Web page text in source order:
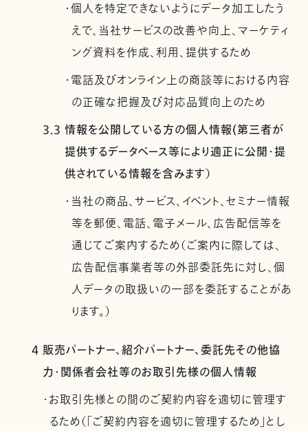
・個人を特定できないようにデータ加工したう
えで、当社サービスの改善や向上、マーケティ
ング資料を作成、利用、提供するため
・電話及びオンライン上の商談等における内容
の正確な把握及び対応品質向上のため
3.3 情報を公開している方の個人情報(第三者が
提供するデータベース等により適正に公開・提
供されている情報を含みます）
・当社の商品、サービス、イベント、セミナー情報
等を郵便、電話、電子メール、広告配信等を
通じてご案内するため（ご案内に際しては、
広告配信事業者等の外部委託先に対し、個
人データの取扱いの一部を委託することがあ
ります。）
4 販売パートナー、紹介パートナー、委託先その他協
力・関係者会社等のお取引先様の個人情報
・お取引先様との間のご契約内容を適切に管理す
るため（「ご契約内容を適切に管理するため」とし